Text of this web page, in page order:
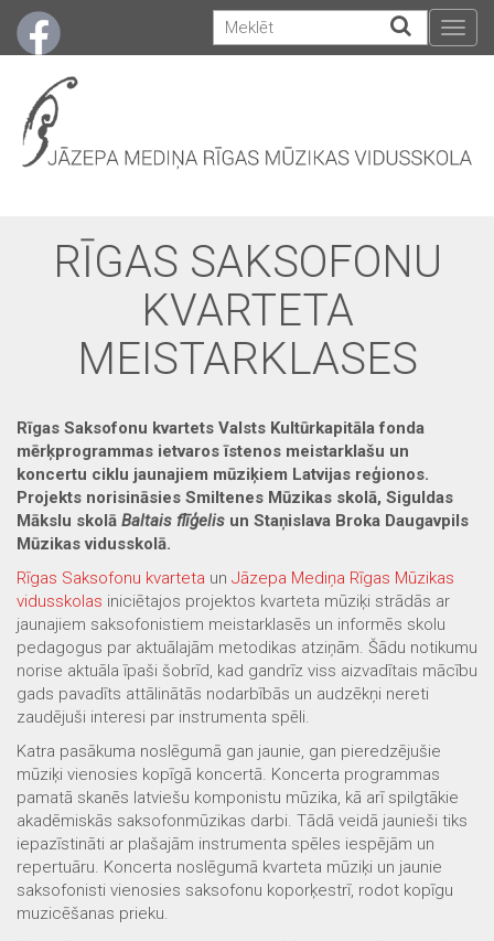
RĪGAS SAKSOFONU
KVARTETA
MEISTARKLASES
Rīgas Saksofonu kvartets Valsts Kultūrkapitāla fonda
mērķprogrammas ietvaros īstenos meistarklašu un
koncertu ciklu jaunajiem mūziķiem Latvijas reģionos.
Projekts norisināsies Smiltenes Mūzikas skolā, Siguldas
Mākslu skolā Baltais flīģelis un Staņislava Broka Daugavpils
Mūzikas vidusskolā.
Rīgas Saksofonu kvarteta un Jāzepa Mediņa Rīgas Mūzikas
vidusskolas iniciētajos projektos kvarteta mūziķi strādās ar
jaunajiem saksofonistiem meistarklasēs un informēs skolu
pedagogus par aktuālajām metodikas atziņām. Šādu notikumu
norise aktuāla īpaši šobrīd, kad gandrīz viss aizvadītais mācību
gads pavadīts attālinātās nodarbībās un audzēkņi nereti
zaudējuši interesi par instrumenta spēli.
Katra pasākuma noslēgumā gan jaunie, gan pieredzējušie
mūziķi vienosies kopīgā koncertā. Koncerta programmas
pamatā skanēs latviešu komponistu mūzika, kā arī spilgtākie
akadēmiskās saksofonmūzikas darbi. Tādā veidā jaunieši tiks
iepazīstināti ar plašajām instrumenta spēles iespējām un
repertuāru. Koncerta noslēgumā kvarteta mūziķi un jaunie
saksofonisti vienosies saksofonu koporķestrī, rodot kopīgu
muzicēšanas prieku.